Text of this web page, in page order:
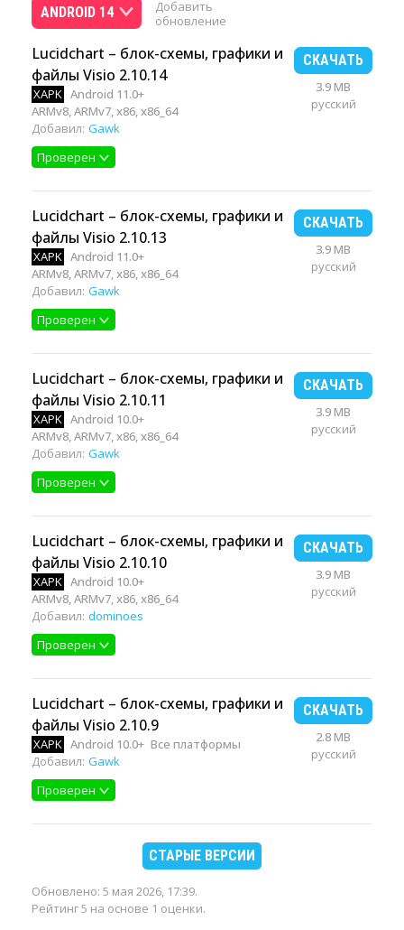
ANDROID 14
Добавить
обновление
Lucidchart – блок-схемы, графики и
файлы Visio 2.10.14
XAPK Android 11.0+
ARMv8, ARMv7, x86, x86_64
Добавил: Gawk
Проверен
СКАЧАТЬ
3.9 MB
русский
Lucidchart – блок-схемы, графики и
файлы Visio 2.10.13
XAPK Android 11.0+
ARMv8, ARMv7, x86, x86_64
Добавил: Gawk
Проверен
СКАЧАТЬ
3.9 MB
русский
Lucidchart – блок-схемы, графики и
файлы Visio 2.10.11
XAPK Android 10.0+
ARMv8, ARMv7, x86, x86_64
Добавил: Gawk
Проверен
СКАЧАТЬ
3.9 MB
русский
Lucidchart – блок-схемы, графики и
файлы Visio 2.10.10
XAPK Android 10.0+
ARMv8, ARMv7, x86, x86_64
Добавил: dominoes
Проверен
СКАЧАТЬ
3.9 MB
русский
Lucidchart – блок-схемы, графики и
файлы Visio 2.10.9
XAPK Android 10.0+ Все платформы
Добавил: Gawk
Проверен
СКАЧАТЬ
2.8 MB
русский
СТАРЫЕ ВЕРСИИ
Обновлено: 5 мая 2026, 17:39.
Рейтинг 5 на основе 1 оценки.